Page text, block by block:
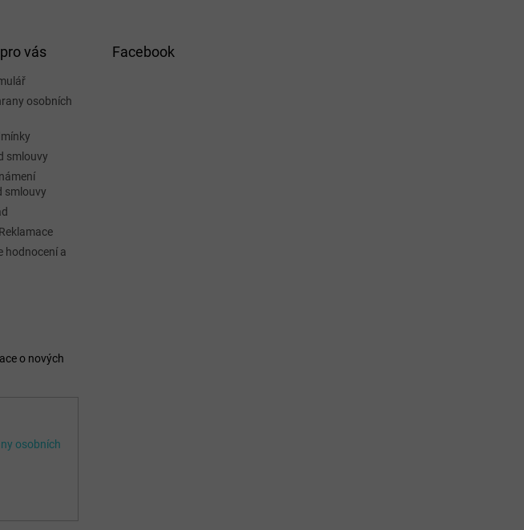
vás
osobních
smlouvy
smlouvy
hodnocení a
Facebook
o nových
osobních